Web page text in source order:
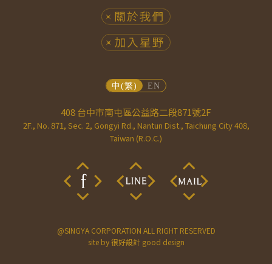
408 台中市南屯區公益路二段871號2F
2F., No. 871, Sec. 2, Gongyi Rd., Nantun Dist., Taichung City 408,
Taiwan (R.O.C.)
@SINGYA CORPORATION ALL RIGHT RESERVED
site by很好設計 good design